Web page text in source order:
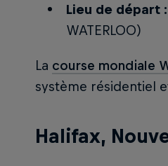
Lieu de départ :
WATERLOO)
La course mondiale
système résidentiel
Halifax,